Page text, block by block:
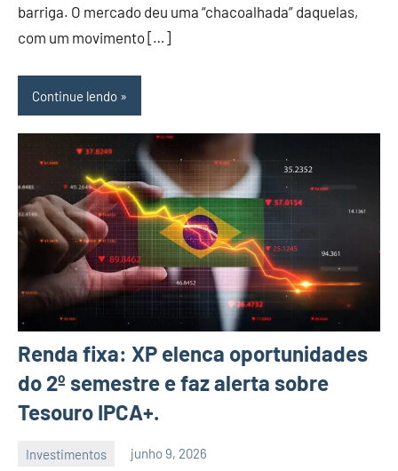
barriga. O mercado deu uma “chacoalhada” daquelas,
com um movimento […]
Continue lendo
Renda fixa: XP elenca oportunidades
do 2º semestre e faz alerta sobre
Tesouro IPCA+.
Investimentos junho 9, 2026